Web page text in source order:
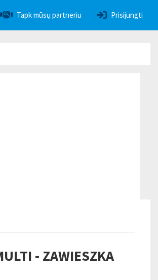
Tapk mūsų partneriu Prisijungti
- ZAWIESZKA